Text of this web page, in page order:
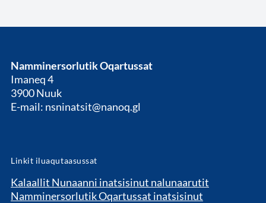
Namminersorlutik Oqartussat
Imaneq 4
3900 Nuuk
E-mail: nsninatsit@nanoq.gl
Linkit iluaqutaasussat
Kalaallit Nunaanni inatsisinut nalunaarutit
Namminersorlutik Oqartussat inatsisinut